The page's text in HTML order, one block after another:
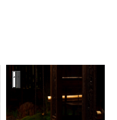
Подсветка беседки